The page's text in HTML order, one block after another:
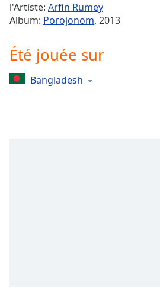
Stream
TypeLIVE
live,
currently
liveLIVE
l'Artiste: Arfin Rumey
Album: Porojonom, 2013
Été jouée sur
Bangladesh